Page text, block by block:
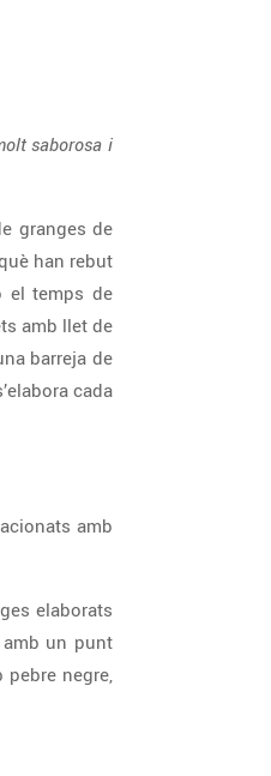
saborosa i
granges de
han rebut
el temps de
amb llet de
barreja de
cada
amb
elaborats
un punt
pebre negre,